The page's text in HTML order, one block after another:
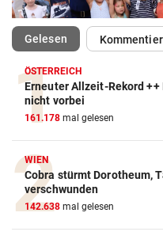
Gelesen(ausgewählt)
ÖSTERREICH
Erneuter Allzeit-Rekord ++
nicht vorbei
161.178 mal gelesen
WIEN
Cobra stürmt Dorotheum,
verschwunden
142.638 mal gelesen